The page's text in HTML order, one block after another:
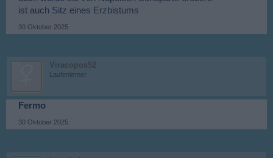
ist auch Sitz eines Erzbistums
30 Oktober 2025
Viracopos52
Laufenlerner
Fermo
30 Oktober 2025